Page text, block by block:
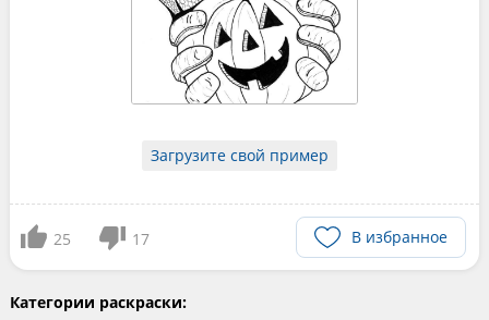
Загрузите свой пример
25 17 В избранное
Категории раскраски: